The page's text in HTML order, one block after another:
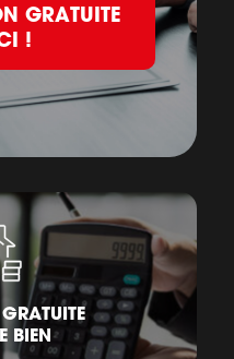
GRATUITE
!
BIEN